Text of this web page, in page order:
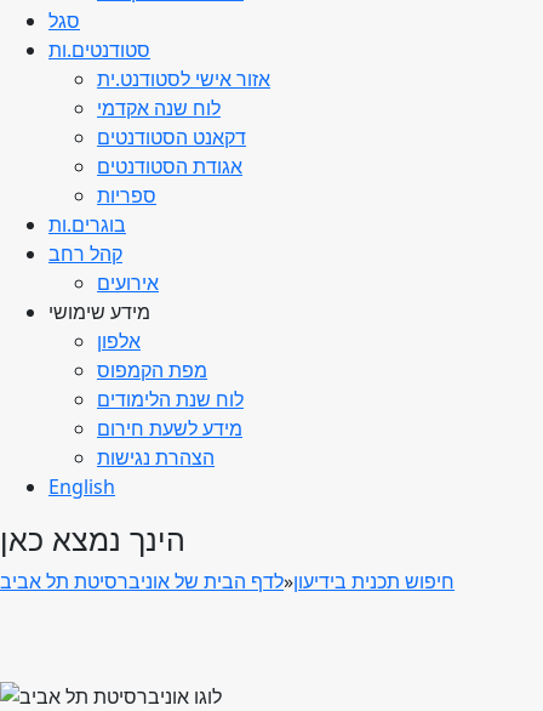
סגל
סטודנטים.ות
אזור אישי לסטודנט.ית
לוח שנה אקדמי
דקאנט הסטודנטים
אגודת הסטודנטים
ספריות
בוגרים.ות
קהל רחב
אירועים
מידע שימושי
אלפון
מפת הקמפוס
לוח שנת הלימודים
מידע לשעת חירום
הצהרת נגישות
English
הינך נמצא כאן
לדף הבית של אוניברסיטת תל אביב»חיפוש תכנית בידיעון